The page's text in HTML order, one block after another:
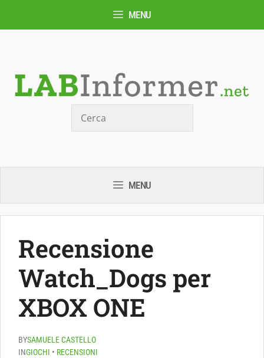
MENU
MENU
Recensione
Watch_Dogs per
XBOX ONE
BYSAMUELE CASTELLO
INGIOCHI • RECENSIONI